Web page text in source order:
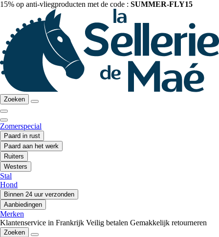
15% op anti-vliegproducten met de code : SUMMER-FLY15
Zoeken
Zomerspecial
Paard in rust
Paard aan het werk
Ruiters
Westers
Stal
Hond
Binnen 24 uur verzonden
Aanbiedingen
Merken
Klantenservice in Frankrijk Veilig betalen Gemakkelijk retourneren
Zoeken